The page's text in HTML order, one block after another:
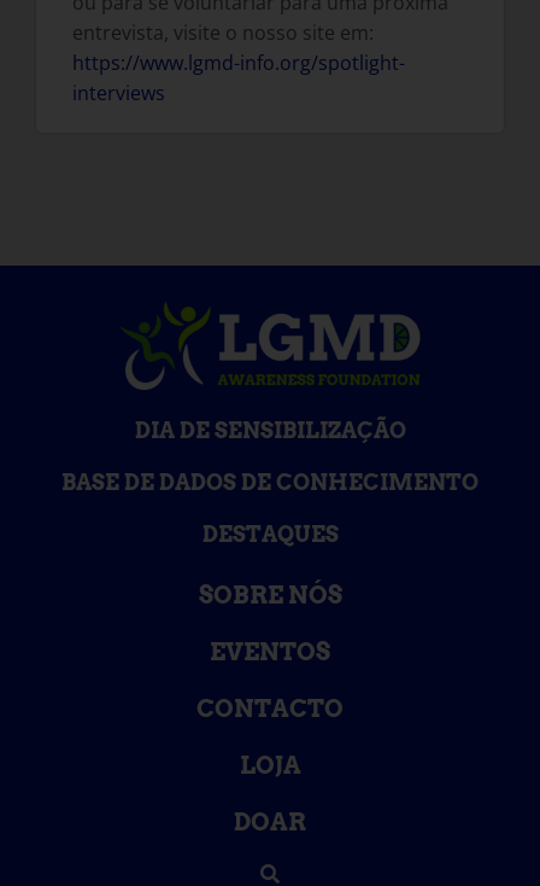
entrevista, visite o nosso site em:
https://www.lgmd-info.org/spotlight-
interviews
DIA DE SENSIBILIZAÇÃO
BASE DE DADOS DE CONHECIMENTO
DESTAQUES
SOBRE NÓS
EVENTOS
CONTACTO
LOJA
DOAR